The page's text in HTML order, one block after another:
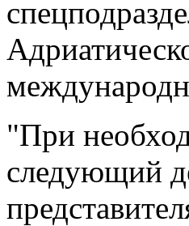
"При
следующий